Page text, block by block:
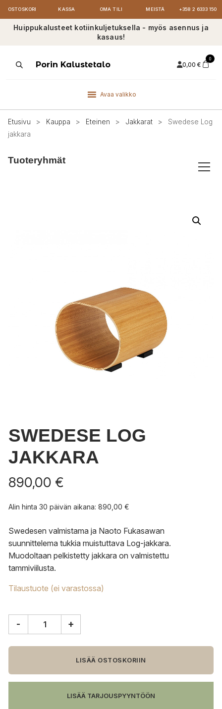
OSTOSKORI KASSA OMA TILI MEISTÄ +358 2 6333 150
Huippukalusteet kotiinkuljetuksella - myös asennus ja
kasaus!
ProductsPorin Kalustetalo 0,00 €
0
Avaa valikko
Etusivu > Kauppa > Eteinen > Jakkarat >
Swedese Log
jakkara
Tuoteryhmät
SWEDESE LOG
JAKKARA
890,00 €
Alin hinta 30 päivän aikana: 890,00 €
Swedesen valmistama ja Naoto Fukasawan
suunnittelema tukkia muistuttava Log-jakkara.
Muodoltaan pelkistetty jakkara on valmistettu
tammiviilusta.
Tilaustuote (ei varastossa)
jakkara
- +
LISÄÄ OSTOSKORIIN
LISÄÄ TARJOUSPYYNTÖÖN